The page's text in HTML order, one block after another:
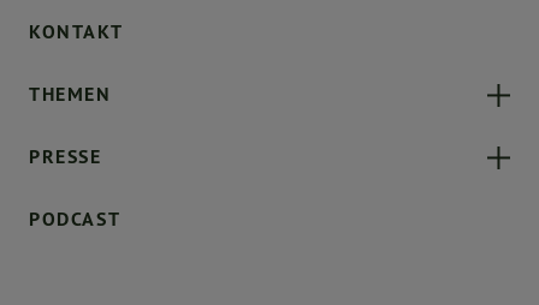
KONTAKT
THEMEN
PRESSE
PODCAST